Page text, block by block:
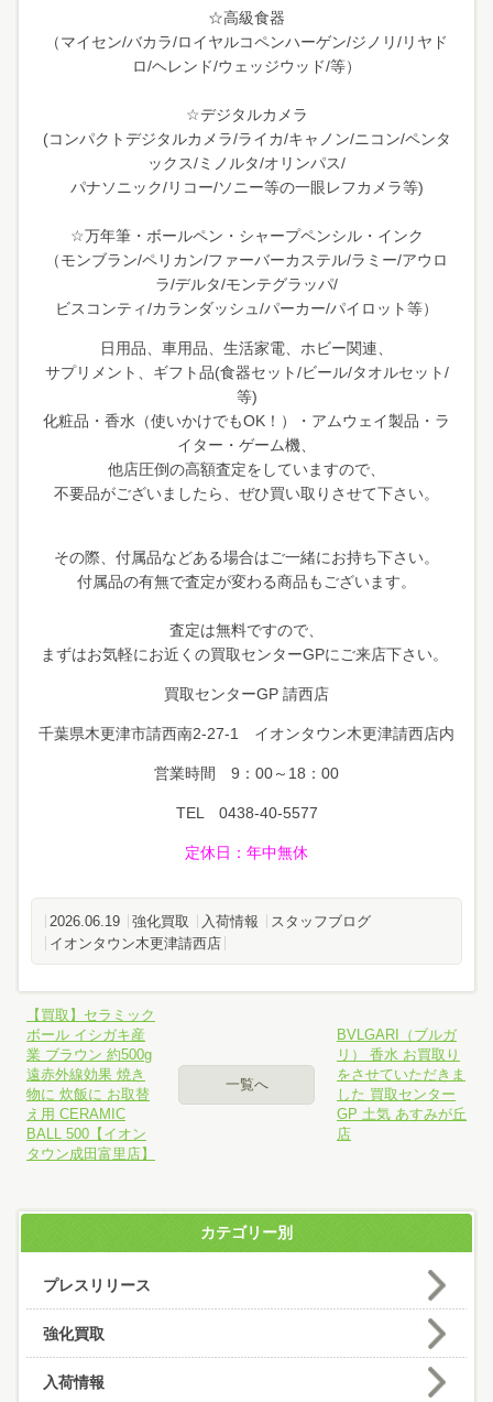
☆高級食器
（マイセン/バカラ/ロイヤルコペンハーゲン/ジノリ/リヤド
ロ/ヘレンド/ウェッジウッド/等）
☆デジタルカメラ
(コンパクトデジタルカメラ/ライカ/キャノン/ニコン/ペンタ
ックス/ミノルタ/オリンパス/
パナソニック/リコー/ソニー等の一眼レフカメラ等)
☆万年筆・ボールペン・シャープペンシル・インク
（モンブラン/ペリカン/ファーバーカステル/ラミー/アウロ
ラ/デルタ/モンテグラッパ/
ビスコンティ/カランダッシュ/パーカー/パイロット等）
日用品、車用品、生活家電、ホビー関連、
サプリメント、ギフト品(食器セット/ビール/タオルセット/
等)
化粧品・香水（使いかけでもOK！）・アムウェイ製品・ラ
イター・ゲーム機、
他店圧倒の高額査定をしていますので、
不要品がございましたら、ぜひ買い取りさせて下さい。
その際、付属品などある場合はご一緒にお持ち下さい。
付属品の有無で査定が変わる商品もございます。
査定は無料ですので、
まずはお気軽にお近くの買取センターGPにご来店下さい。
買取センターGP 請西店
千葉県木更津市請西南2-27-1 イオンタウン木更津請西店内
営業時間 9：00～18：00
TEL 0438-40-5577
定休日 ：年中無休
2026.06.19 強化買取 入荷情報
スタッフブログ
イオンタウン木更津請西店
【買取】セラミック
ボール イシガキ産
業 ブラウン 約500g
遠赤外線効果 焼き
物に 炊飯に お取替
え用 CERAMIC
BALL 500【イオン
タウン成田富里店】
一覧へ
BVLGARI（ブルガ
リ） 香水 お買取り
をさせていただきま
した 買取センター
GP 土気 あすみが丘
店
カテゴリー別
プレスリリース
強化買取
入荷情報